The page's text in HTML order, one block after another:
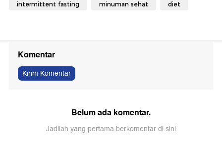
intermittent fasting minuman sehat diet
Komentar
Kirim Komentar
Belum ada komentar.
Jadilah yang pertama berkomentar di sini